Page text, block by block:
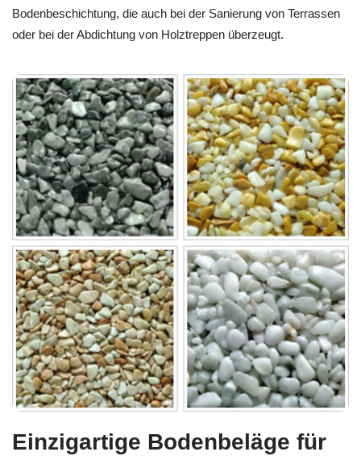
Bodenbeschichtung, die auch bei der Sanierung von Terrassen
oder bei der Abdichtung von Holztreppen überzeugt.
Einzigartige Bodenbeläge für